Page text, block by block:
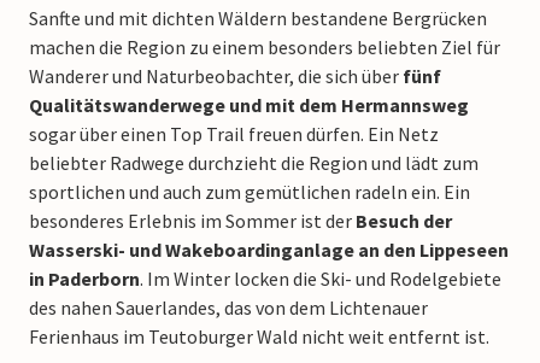
Sanfte und mit dichten Wäldern bestandene Bergrücken
machen die Region zu einem besonders beliebten Ziel für
Wanderer und Naturbeobachter, die sich über fünf
Qualitätswanderwege und mit dem Hermannsweg
sogar über einen Top Trail freuen dürfen. Ein Netz
beliebter Radwege durchzieht die Region und lädt zum
sportlichen und auch zum gemütlichen radeln ein. Ein
besonderes Erlebnis im Sommer ist der Besuch der
Wasserski- und Wakeboardinganlage an den Lippeseen
in Paderborn. Im Winter locken die Ski- und Rodelgebiete
des nahen Sauerlandes, das von dem Lichtenauer
Ferienhaus im Teutoburger Wald nicht weit entfernt ist.